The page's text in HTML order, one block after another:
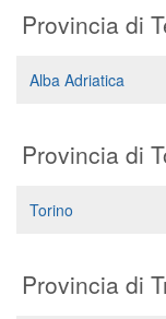
Provincia di
Alba Adriatica
Provincia di
Torino
Provincia di